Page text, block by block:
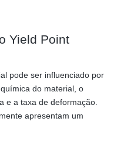
Yield Point
pode ser influenciado por
do material, o
e a taxa de deformação.
apresentam um